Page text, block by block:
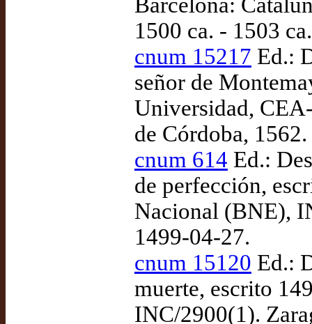
1500 ca. - 1503 ca.
cnum 15217 Ed.:
señor de
Universidad,
de Córdoba, 1562.
cnum 614 Ed.:
de perfección,
Nacional (BNE),
1499-04-27.
cnum 15120 Ed.:
muerte, escrito
INC/2900(1).